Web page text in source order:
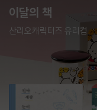
이달의 책
산리오캐릭터즈 유리컵